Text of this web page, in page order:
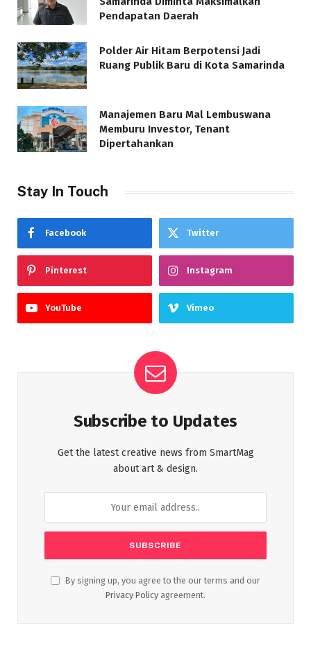
Pendapatan Daerah
Polder Air Hitam Berpotensi Jadi
Ruang Publik Baru di Kota Samarinda
Manajemen Baru Mal Lembuswana
Memburu Investor, Tenant
Dipertahankan
Stay In Touch
Facebook Twitter
Pinterest Instagram
YouTube Vimeo
Subscribe to Updates
Get the latest creative news from SmartMag
about art & design.
By signing up, you agree to the our terms and our
Privacy Policy agreement.